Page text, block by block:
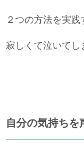
２つの方法を実践
寂しくて泣いてし
自分の気持ちを